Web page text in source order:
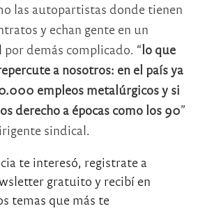
las autopartistas donde tienen
y echan gente en un
demás complicado. “lo que
a nosotros: en el país ya
empleos metalúrgicos y si
derecho a épocas como los 90”
sindical.
te interesó, registrate a
gratuito y recibí en
temas que más te